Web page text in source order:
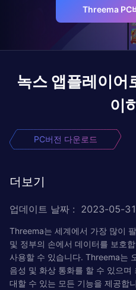
Threema PC
녹스 앱플레이어
이
PC버전 다운로드
더보기
업데이트 날짜 : 2023-05-31
Threema는 세계에서 가장 많이
및 정부의 손에서 데이터를 보호
사용할 수 있습니다. Threema는
음성 및 화상 통화를 할 수 있으며
대할 수 있는 모든 기능을 제공합